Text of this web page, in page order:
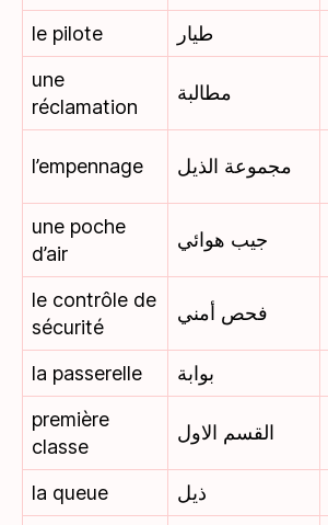
le pilote
طيار
une
réclamation
مطالبة
l’empennage مجموعة الذيل
une poche
d’air
جيب هوائي
le contrôle de
sécurité
فحص أمني
la passerelle بوابة
première
classe
القسم الاول
la queue ذيل